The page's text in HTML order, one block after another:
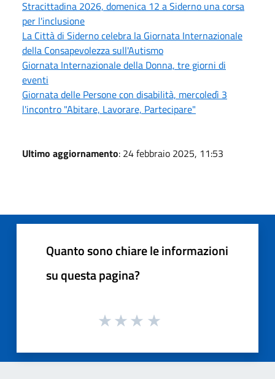
Stracittadina 2026, domenica 12 a Siderno una corsa
per l'inclusione
La Città di Siderno celebra la Giornata Internazionale
della Consapevolezza sull'Autismo
Giornata Internazionale della Donna, tre giorni di
eventi
Giornata delle Persone con disabilità, mercoledì 3
l'incontro "Abitare, Lavorare, Partecipare"
Ultimo aggiornamento: 24 febbraio 2025, 11:53
Quanto sono chiare le informazioni
su questa pagina?